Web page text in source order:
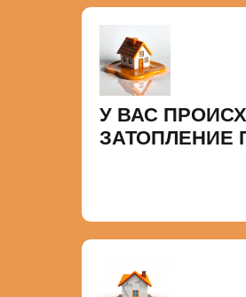
У ВАС
ЗАТОПЛЕНИЕ